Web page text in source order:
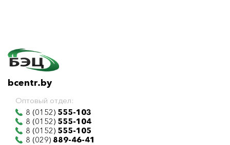
bcentr.by
Оптовый отдел:
8 (0152) 555-103
8 (0152) 555-104
8 (0152) 555-105
8 (029) 889-46-41